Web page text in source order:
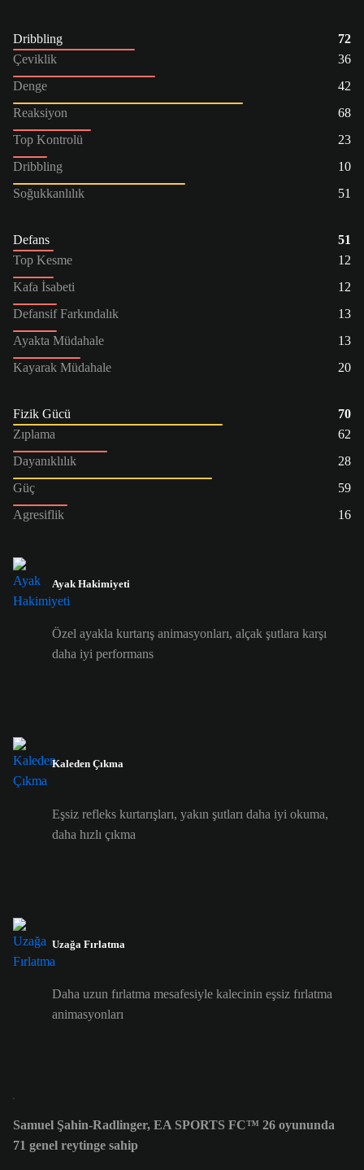
Dribbling
72
Çeviklik
36
Denge
42
Reaksiyon
68
Top Kontrolü
23
Dribbling
10
Soğukkanlılık
51
Defans
51
Top Kesme
12
Kafa İsabeti
12
Defansif Farkındalık
13
Ayakta Müdahale
13
Kayarak Müdahale
20
Fizik Gücü
70
Zıplama
62
Dayanıklılık
28
Güç
59
Agresiflik
16
Ayak Hakimiyeti
Özel ayakla kurtarış animasyonları, alçak şutlara karşı
daha iyi performans
Kaleden Çıkma
Eşsiz refleks kurtarışları, yakın şutları daha iyi okuma,
daha hızlı çıkma
Uzağa Fırlatma
Daha uzun fırlatma mesafesiyle kalecinin eşsiz fırlatma
animasyonları
Samuel Şahin-Radlinger, EA SPORTS FC™ 26 oyununda
71 genel reytinge sahip